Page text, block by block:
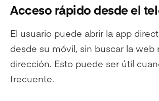
Acceso rápido desde el
El usuario puede abrir la app
desde su móvil, sin buscar la web
dirección. Esto puede ser útil
frecuente.